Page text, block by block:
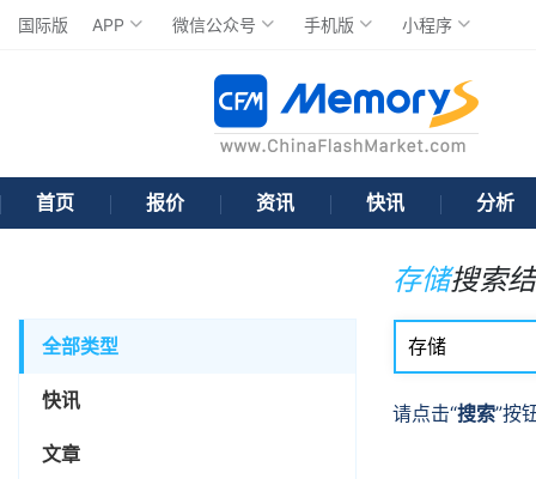
国际版 APP 微信公众号 手机版 小程序
首页 报价 资讯 快讯 分析
全部类型
快讯
文章
存储搜索
请点击“搜索”按